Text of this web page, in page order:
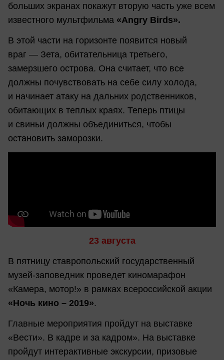
больших экранах покажут вторую часть уже всем
известного мультфильма «Angry Birds».
В этой части на горизонте появится новый
враг — Зета, обитательница третьего,
замерзшего острова. Она считает, что все
должны почувствовать на себе силу холода,
и начинает атаку на дальних родственников,
обитающих в теплых краях. Теперь птицы
и свиньи должны объединиться, чтобы
остановить заморозки.
23 августа
В пятницу ставропольский государственный
музей-заповедник проведет киномарафон
«Камера, мотор!» в рамках всероссийской акции
«Ночь кино – 2019».
Главные мероприятия пройдут на выставке
«Вести». В кадре и за кадром». На выставке
пройдут интерактивные экскурсии, призовые